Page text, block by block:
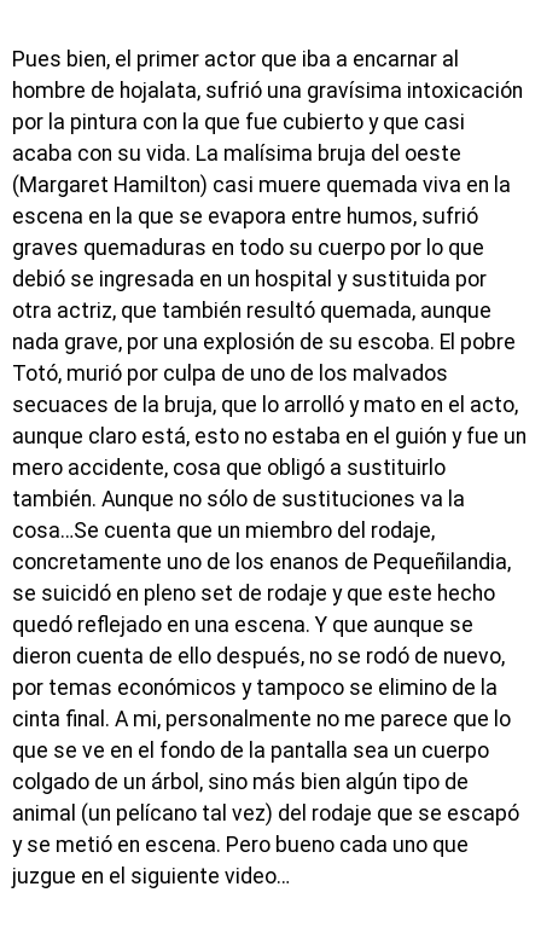
Pues bien, el primer actor que iba a encarnar al
hombre de hojalata, sufrió una gravísima intoxicación
por la pintura con la que fue cubierto y que casi
acaba con su vida. La malísima bruja del oeste
(Margaret Hamilton) casi muere quemada viva en la
escena en la que se evapora entre humos, sufrió
graves quemaduras en todo su cuerpo por lo que
debió se ingresada en un hospital y sustituida por
otra actriz, que también resultó quemada, aunque
nada grave, por una explosión de su escoba. El pobre
Totó, murió por culpa de uno de los malvados
secuaces de la bruja, que lo arrolló y mato en el acto,
aunque claro está, esto no estaba en el guión y fue un
mero accidente, cosa que obligó a sustituirlo
también. Aunque no sólo de sustituciones va la
cosa…Se cuenta que un miembro del rodaje,
concretamente uno de los enanos de Pequeñilandia,
se suicidó en pleno set de rodaje y que este hecho
quedó reflejado en una escena. Y que aunque se
dieron cuenta de ello después, no se rodó de nuevo,
por temas económicos y tampoco se elimino de la
cinta final. A mi, personalmente no me parece que lo
que se ve en el fondo de la pantalla sea un cuerpo
colgado de un árbol, sino más bien algún tipo de
animal (un pelícano tal vez) del rodaje que se escapó
y se metió en escena. Pero bueno cada uno que
juzgue en el siguiente video…